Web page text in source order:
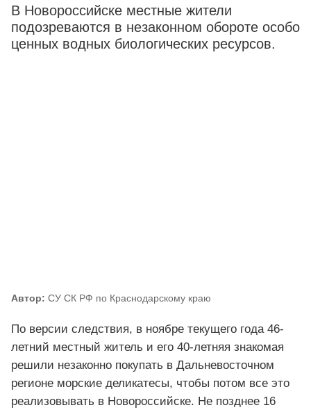
В Новороссийске местные жители
подозреваются в незаконном обороте особо
ценных водных биологических ресурсов.
Автор: СУ СК РФ по Краснодарскому краю
По версии следствия, в ноябре текущего года 46-
летний местный житель и его 40-летняя знакомая
решили незаконно покупать в Дальневосточном
регионе морские деликатесы, чтобы потом все это
реализовывать в Новороссийске. Не позднее 16